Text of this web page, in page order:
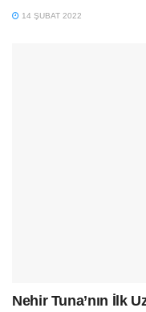
14 ŞUBAT 2022
Nehir Tuna’nın İlk